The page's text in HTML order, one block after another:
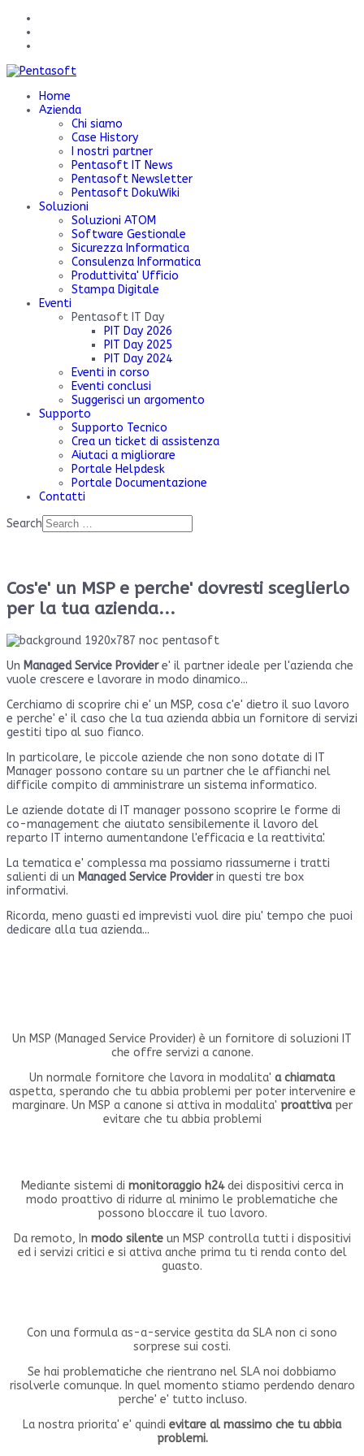
Home
Azienda
Chi siamo
Case History
I nostri partner
Pentasoft IT News
Pentasoft Newsletter
Pentasoft DokuWiki
Soluzioni
Soluzioni ATOM
Software Gestionale
Sicurezza Informatica
Consulenza Informatica
Produttivita' Ufficio
Stampa Digitale
Eventi
Pentasoft IT Day
PIT Day 2026
PIT Day 2025
PIT Day 2024
Eventi in corso
Eventi conclusi
Suggerisci un argomento
Supporto
Supporto Tecnico
Crea un ticket di assistenza
Aiutaci a migliorare
Portale Helpdesk
Portale Documentazione
Contatti
Search
Cos'e' un MSP e perche' dovresti sceglierlo
per la tua azienda...
Un Managed Service Providere' il partner ideale per l'azienda che
vuole crescere e lavorare in modo dinamico...
Cerchiamo di scoprire chi e' un MSP, cosa c'e' dietro il suo lavoro
e perche' e' il caso che la tua azienda abbia un fornitore di servizi
gestiti tipo al suo fianco.
In particolare, le piccole aziende che non sono dotate di IT
Manager possono contare su un partner che le affianchi nel
difficile compito di amministrare un sistema informatico.
Le aziende dotate di IT manager possono scoprire le forme di
co-management che aiutato sensibilemente il lavoro del
reparto IT interno aumentandone l'efficacia e la reattivita'.
La tematica e' complessa ma possiamo riassumerne i tratti
salienti di un Managed Service Providerin questi tre box
informativi.
Ricorda, meno guasti ed imprevisti vuol dire piu' tempo che puoi
dedicare alla tua azienda...
Un MSP (Managed Service Provider) è un fornitore di soluzioni IT
che offre servizi a canone.
Un normale fornitore che lavora in modalita' a chiamata
aspetta, sperando che tu abbia problemi per poter intervenire e
marginare. Un MSP a canone si attiva in modalita' proattivaper
evitare che tu abbia problemi
Mediante sistemi di monitoraggio h24dei dispositivi cerca in
modo proattivo di ridurre al minimo le problematiche che
possono bloccare il tuo lavoro.
Da remoto, In modo silenteun MSP controlla tutti i dispositivi
ed i servizi critici e si attiva anche prima tu ti renda conto del
guasto.
Con una formula as-a-service gestita da SLA non ci sono
sorprese sui costi.
Se hai problematiche che rientrano nel SLA noi dobbiamo
risolverle comunque. In quel momento stiamo perdendo denaro
perche' e' tutto incluso.
La nostra priorita' e' quindi evitare al massimo che tu abbia
problemi.